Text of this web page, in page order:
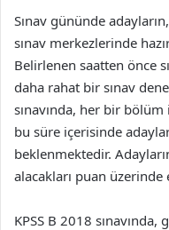
Sınav gününde
sınav merkezlerinde
Belirlenen saatten önce
daha rahat bir sınav
sınavında, her bir
bu süre içerisinde
beklenmektedir.
alacakları puan
KPSS B 2018